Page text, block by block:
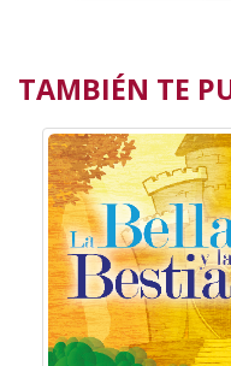
TAMBIÉN TE